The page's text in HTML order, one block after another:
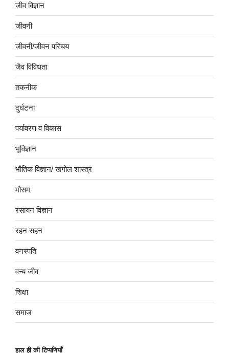
जीव विज्ञान
जीवनी
जीवनी/जीवन परिचय
जैव विविधता
तकनीक
दुर्घटना
पर्यावरण व विकास
भूविज्ञान
भौतिक विज्ञान/ खगोल शास्त्र
मौसम
रसायन विज्ञान
रहन सहन
वनस्पति
वन्य जीव
शिक्षा
समाज
हाल ही की टिप्पणियाँ